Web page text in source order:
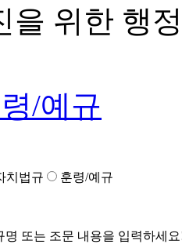
을 위한 행
/예규
치법규 훈령/예규
명 또는 조문 내용을 입력하세